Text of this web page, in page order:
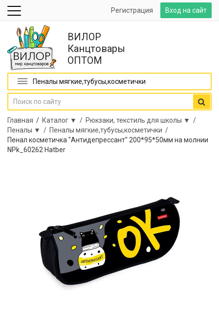
Вход на сайт
Регистрация
ВИЛОР
Канцтовары
ОПТОМ
Пеналы мягкие,тубусы,косметички
Главная / Каталог ▼ / Рюкзаки, текстиль для школы ▼ /
Пеналы ▼ / Пеналы мягкие,тубусы,косметички /
Пенал косметичка "Антидепрессант" 200*95*50мм на молнии
NPk_60262 Hatber